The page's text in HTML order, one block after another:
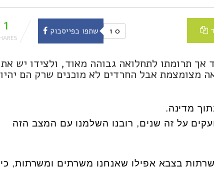
0 שתפו בפייסבוק 1
אך תרומתו לתחלואה גבוהה מאוד, ולצידו יש את
מצומצמת אבל החרדים לא מוכנים שרק הם יהיו
מדינה.
על זה שנים, רובנו השלמנו עם המצב הזה
בצבא אפילו שאנחנו משרתים ומשרתות, כי